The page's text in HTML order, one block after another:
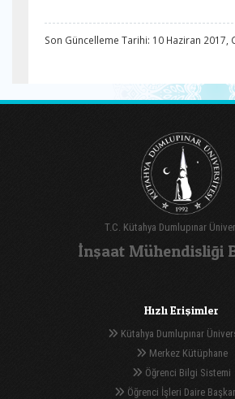
Son Güncelleme Tarihi: 10 Haziran 2017,
T.C. Kütahya Dumlupınar
İnşaat Mühendisliği
Hızlı Erişimler
Kütahya Dumlupınar
Merkez Kütüphane
Öğrenci Bilgi Sistemi
Öğrenci İşleri Daire